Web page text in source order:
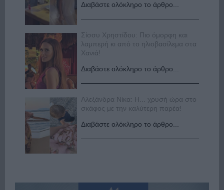
Διαβάστε ολόκληρο το άρθρο...
Σίσσυ Χρηστίδου: Πιο όμορφη και
λαμπερή κι από το ηλιοβασίλεμα στα
Χανιά!
Διαβάστε ολόκληρο το άρθρο...
Αλεξάνδρα Νίκα: Η... χρυσή ώρα στο
σκάφος με την καλύτερη παρέα!
Διαβάστε ολόκληρο το άρθρο...